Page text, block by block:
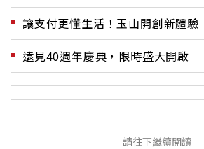
讓支付更懂生活！玉山開創新體驗
遠見40週年慶典，限時盛大開啟
請往下繼續閱讀